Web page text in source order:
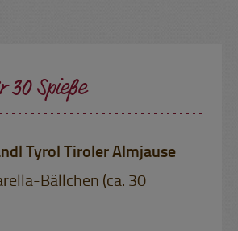
Spieße
Tyrol Tiroler Almjause
Bällchen (ca. 30